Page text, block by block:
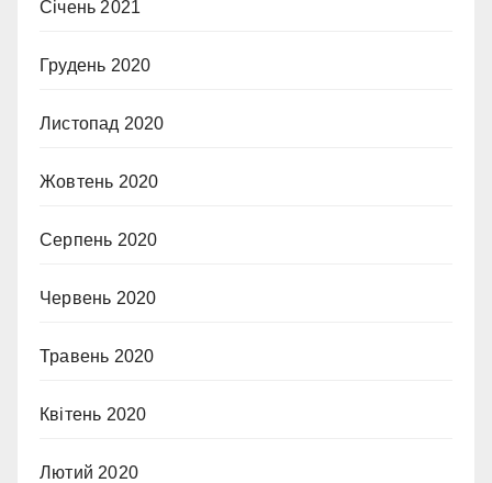
Січень 2021
Грудень 2020
Листопад 2020
Жовтень 2020
Серпень 2020
Червень 2020
Травень 2020
Квітень 2020
Лютий 2020